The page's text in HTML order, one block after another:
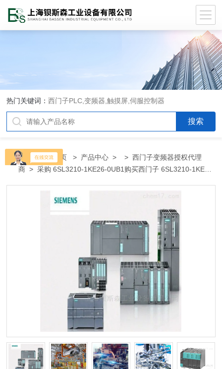
热门关键词：西门子PLC,变频器,触摸屏,伺服控制器
当前位置：首页 > 产品中心 > >西门子变频器授权代理
商 > 采购 6SL3210-1KE26-0UB1购买西门子 6SL3210-1KE26-